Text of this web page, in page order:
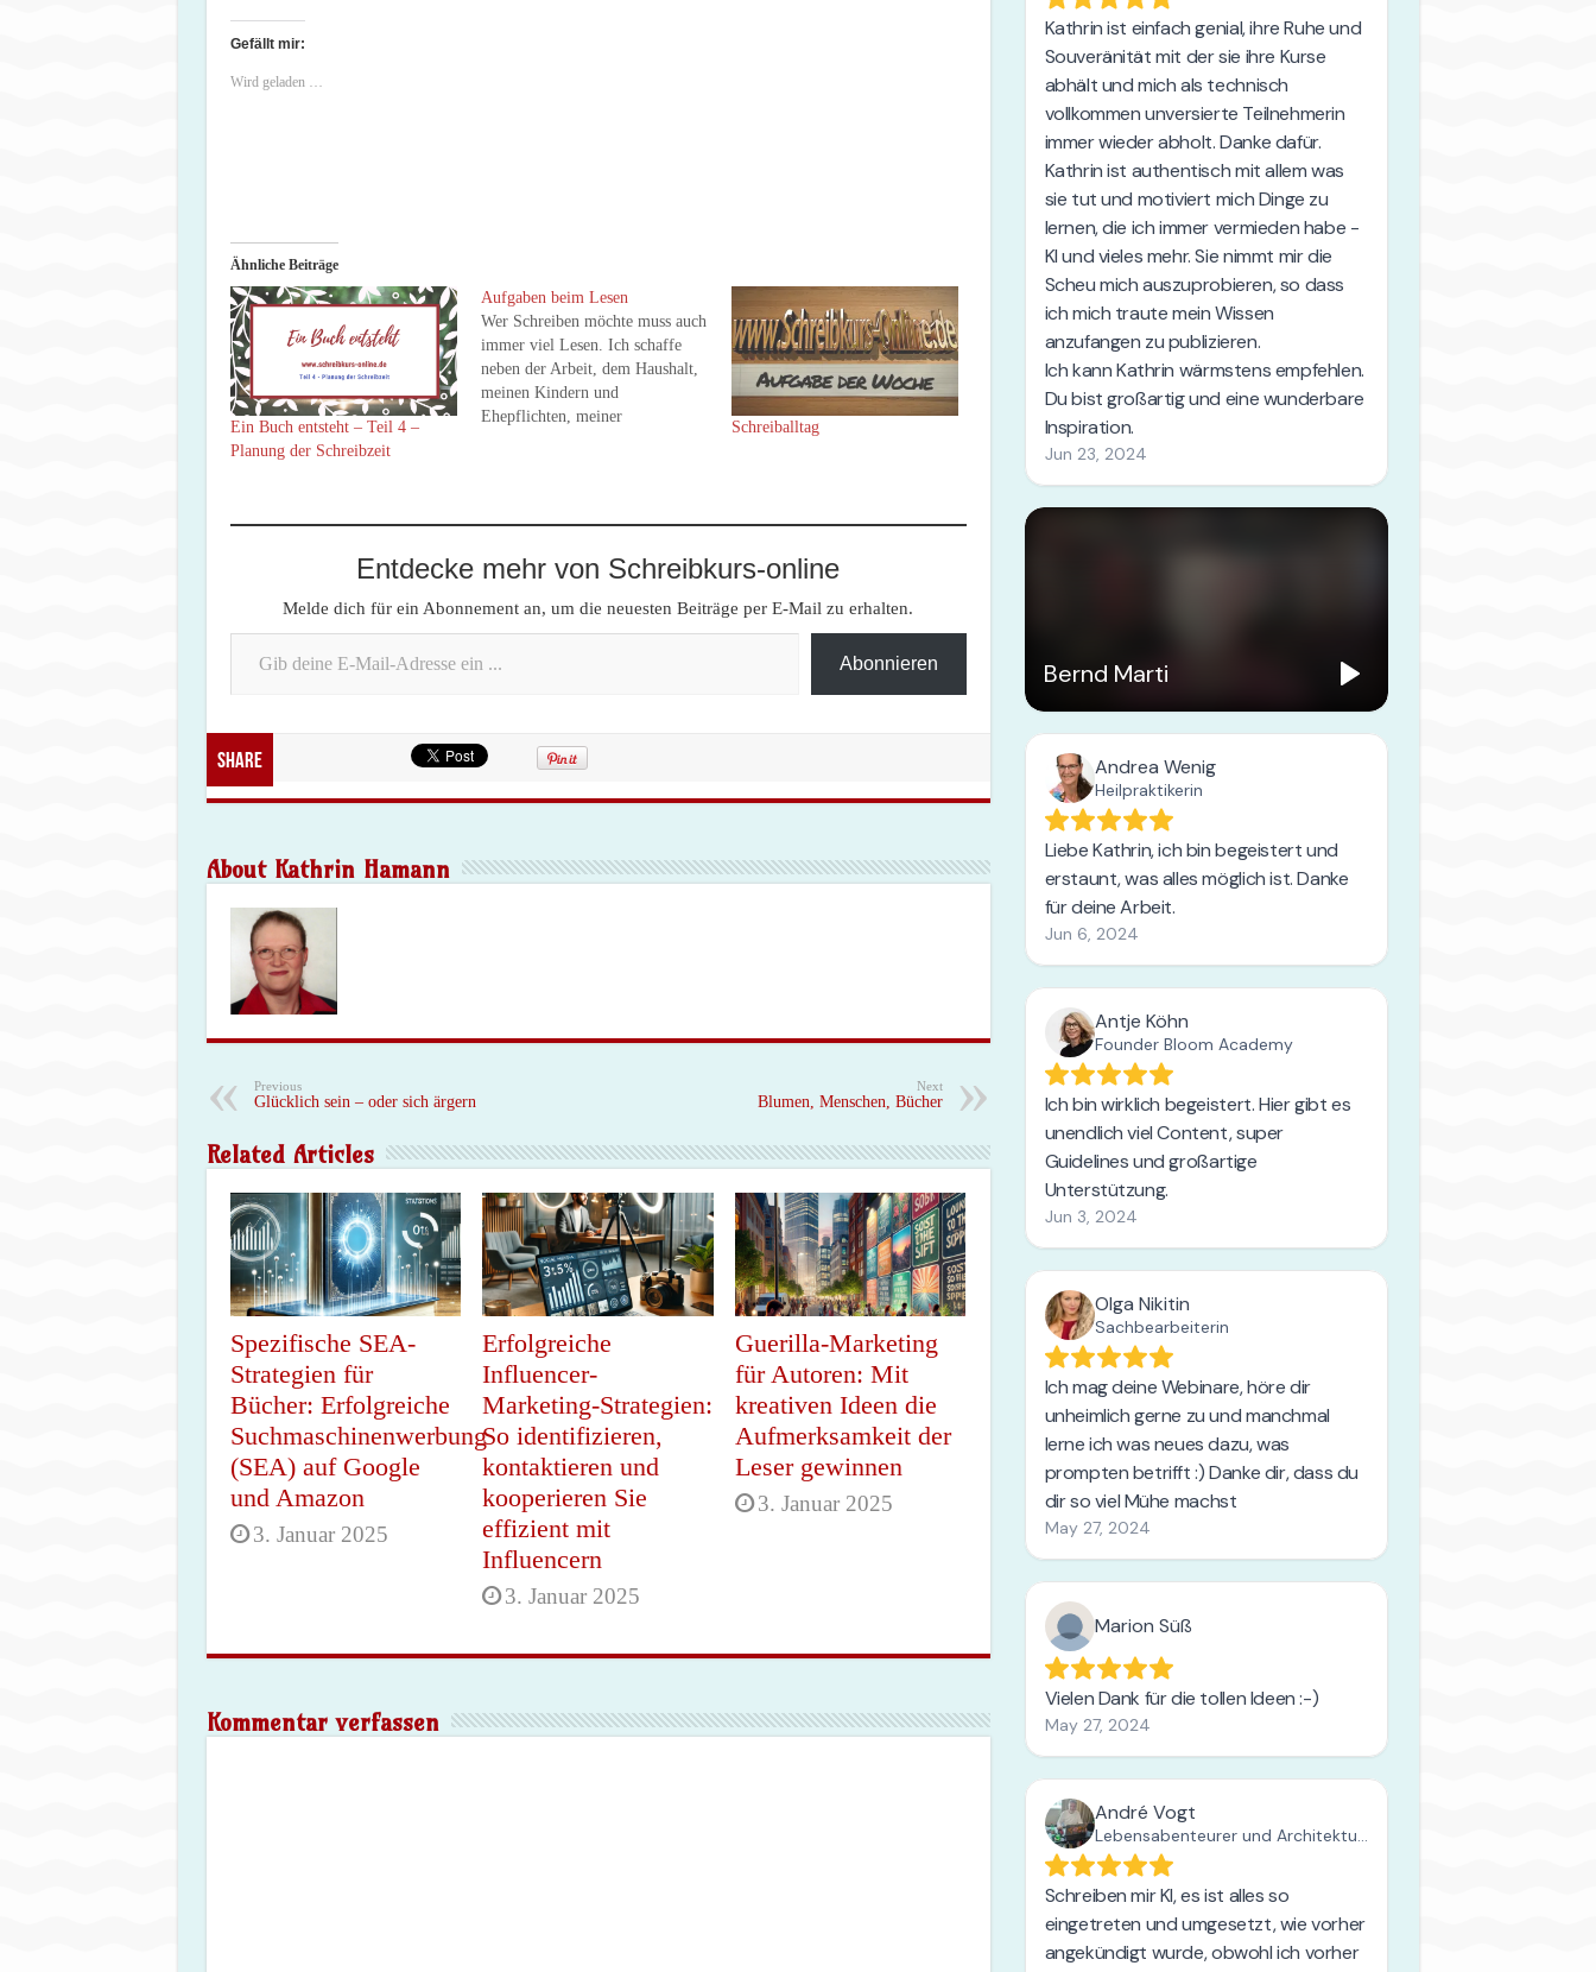
Gefällt mir:
Wird geladen …
Ähnliche Beiträge
Ein Buch entsteht – Teil 4 –
Planung der Schreibzeit
Aufgaben beim Lesen
Wer Schreiben möchte muss auch
immer viel Lesen. Ich schaffe
neben der Arbeit, dem Haushalt,
meinen Kindern und
Ehepflichten, meiner
neues Buch.…
Schreiballtag
Entdecke mehr von Schreibkurs-online
Melde dich für ein Abonnement an, um die neuesten Beiträge per E-Mail zu erhalten.
Gib deine E-Mail-Adresse ein ...
Abonnieren
Share
About Kathrin Hamann
Previous
Glücklich sein – oder sich ärgern
Next
Blumen, Menschen, Bücher
Related Articles
Spezifische SEA-
Strategien für
Bücher: Erfolgreiche
Suchmaschinenwerbung
(SEA) auf Google
und Amazon
3. Januar 2025
Erfolgreiche
Influencer-
Marketing-Strategien:
So identifizieren,
kontaktieren und
kooperieren Sie
effizient mit
Influencern
3. Januar 2025
Guerilla-Marketing
für Autoren: Mit
kreativen Ideen die
Aufmerksamkeit der
Leser gewinnen
3. Januar 2025
Kommentar verfassen